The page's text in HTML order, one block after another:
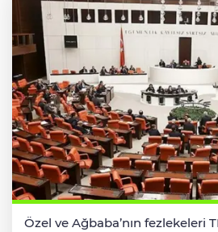
Özel ve Ağbaba’nın fezlekeleri